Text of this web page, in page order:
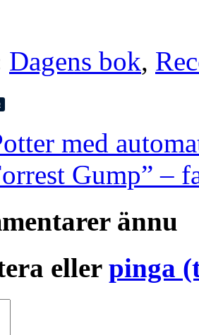
Dagens bok,
med
Gump” –
ännu
eller pinga